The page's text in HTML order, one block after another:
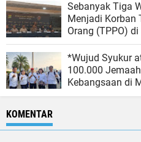
Sebanyak Tiga
Menjadi Korban
Orang (TPPO)
Ke - Indonesia.
NKR.
*Wujud Syukur
100.000
Kebangsaan di
KOMENTAR